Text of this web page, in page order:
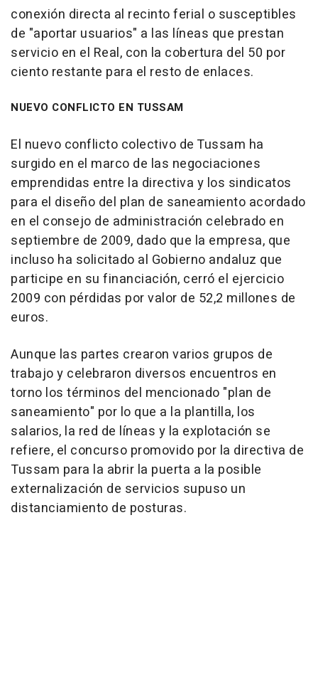
conexión directa al recinto ferial o susceptibles
de "aportar usuarios" a las líneas que prestan
servicio en el Real, con la cobertura del 50 por
ciento restante para el resto de enlaces.
NUEVO CONFLICTO EN TUSSAM
El nuevo conflicto colectivo de Tussam ha
surgido en el marco de las negociaciones
emprendidas entre la directiva y los sindicatos
para el diseño del plan de saneamiento acordado
en el consejo de administración celebrado en
septiembre de 2009, dado que la empresa, que
incluso ha solicitado al Gobierno andaluz que
participe en su financiación, cerró el ejercicio
2009 con pérdidas por valor de 52,2 millones de
euros.
Aunque las partes crearon varios grupos de
trabajo y celebraron diversos encuentros en
torno los términos del mencionado "plan de
saneamiento" por lo que a la plantilla, los
salarios, la red de líneas y la explotación se
refiere, el concurso promovido por la directiva de
Tussam para la abrir la puerta a la posible
externalización de servicios supuso un
distanciamiento de posturas.